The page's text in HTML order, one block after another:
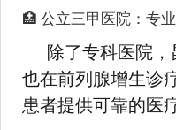
🏥 公立三甲医院：专
除了专科医院
也在前列腺增生诊
患者提供可靠的医